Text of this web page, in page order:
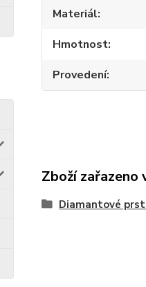
Materiál
Hmotnost
Provedení
Zboží zařazeno
Diamantové